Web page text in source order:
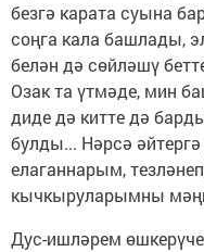
безгә карата суына
соңга кала башлады,
белән дә сөйләшү
Озак та үтмәде, мин
диде дә китте дә
булды... Нәрсә
елаганнарым,
кычкыруларымны
Дус-ишләрем